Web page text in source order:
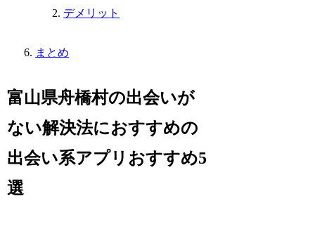
デメリット
まとめ
富山県舟橋村の出会いが
ない解決法におすすめの
出会い系アプリおすすめ5
選